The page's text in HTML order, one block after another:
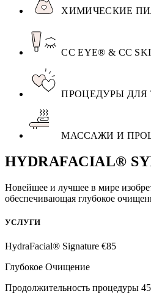
ХИМИЧЕСКИЕ
CC EYE® & CC
ПРОЦЕДУРЫ ДЛЯ
МАССАЖИ И
HYDRAFACIAL®
Новейшее и лучшее в мире
обеспечивающая глубокое
УСЛУГИ
HydraFacial® Signature €85
Глубокое Oчищение
Продолжительность процедуры